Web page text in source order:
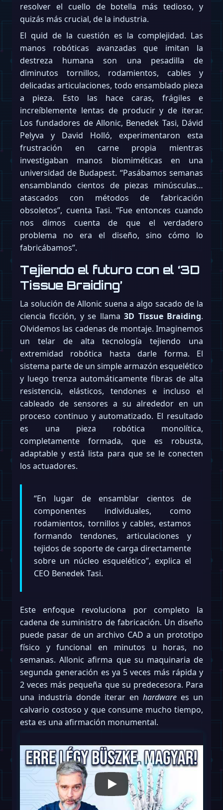
resolver el cuello de botella más tedioso, y
quizás más crucial, de la industria.
El quid de la cuestión es la complejidad. Las
manos robóticas avanzadas que imitan la
destreza humana son una pesadilla de
diminutos tornillos, rodamientos, cables y
delicadas articulaciones, todo ensamblado pieza
a pieza. Esto las hace caras, frágiles e
increíblemente lentas de producir y de iterar.
Los fundadores de Allonic, Benedek Tasi, Dávid
Pelyva y David Holló, experimentaron esta
frustración en carne propia mientras
investigaban manos biomiméticas en una
universidad de Budapest. “Pasábamos semanas
ensamblando cientos de piezas minúsculas…
atascados con métodos de fabricación
obsoletos”, cuenta Tasi. “Fue entonces cuando
nos dimos cuenta de que el verdadero
problema no era el diseño, sino cómo lo
fabricábamos”.
Tejiendo el futuro con el ‘3D
Tissue Braiding’
La solución de Allonic suena a algo sacado de la
ciencia ficción, y se llama3D Tissue Braiding.
Olvidemos las cadenas de montaje. Imaginemos
un telar de alta tecnología tejiendo una
extremidad robótica hasta darle forma. El
sistema parte de un simple armazón esquelético
y luego trenza automáticamente fibras de alta
resistencia, elásticos, tendones e incluso el
cableado de sensores a su alrededor en un
proceso continuo y automatizado. El resultado
es una pieza robótica monolítica,
completamente formada, que es robusta,
adaptable y está lista para que se le conecten
los actuadores.
“En lugar de ensamblar cientos de
componentes individuales, como
rodamientos, tornillos y cables, estamos
formando tendones, articulaciones y
tejidos de soporte de carga directamente
sobre un núcleo esquelético”, explica el
CEO Benedek Tasi.
Este enfoque revoluciona por completo la
cadena de suministro de fabricación. Un diseño
puede pasar de un archivo CAD a un prototipo
físico y funcional en minutos u horas, no
semanas. Allonic afirma que su maquinaria de
segunda generación es ya 5 veces más rápida y
2 veces más pequeña que su predecesora. Para
una industria donde iterar en hardware es un
calvario costoso y que consume mucho tiempo,
esta es una afirmación monumental.